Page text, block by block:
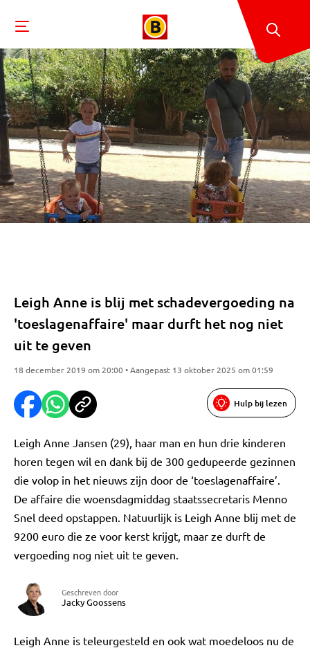
Leigh Anne is blij met schadevergoeding na
'toeslagenaffaire' maar durft het nog niet
uit te geven
18 december 2019 om 20:00 • Aangepast 13 oktober 2025 om 01:59
Hulp bij lezen
Leigh Anne Jansen (29), haar man en hun drie kinderen
horen tegen wil en dank bij de 300 gedupeerde gezinnen
die volop in het nieuws zijn door de ‘toeslagenaffaire’.
De affaire die woensdagmiddag staatssecretaris Menno
Snel deed opstappen. Natuurlijk is Leigh Anne blij met de
9200 euro die ze voor kerst krijgt, maar ze durft de
vergoeding nog niet uit te geven.
Geschreven door
Jacky Goossens
Leigh Anne is teleurgesteld en ook wat moedeloos nu de